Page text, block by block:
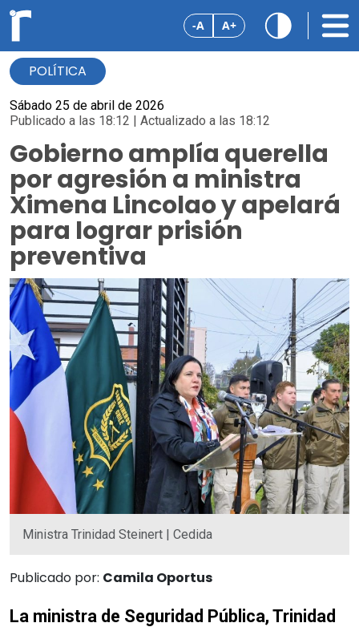
-A A+
POLÍTICA
Sábado 25 de abril de 2026
Publicado a las 18:12 | Actualizado a las 18:12
Gobierno amplía querella
por agresión a ministra
Ximena Lincolao y apelará
para lograr prisión
preventiva
Ministra Trinidad Steinert | Cedida
Publicado por: Camila Oportus
La ministra de Seguridad Pública, Trinidad